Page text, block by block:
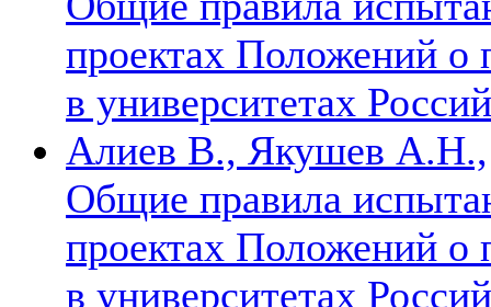
проектах Положений о
в университетах
Алиев В., Якушев А.Н.,
Общие правила
проектах Положений о
в университетах